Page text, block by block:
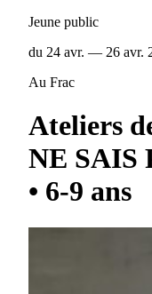
Jeune public
du 24 avr. — 26 avr.
Au Frac
Ateliers
NE SAIS
• 6-9 ans